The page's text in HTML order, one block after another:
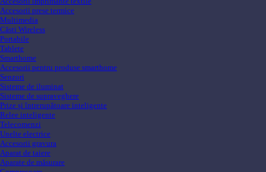
Accesorii prese termice
Multimedia
Căsti Wireless
Portabile
Tablete
Smarthome
Accesorii pentru produse smarthome
Senzori
Sisteme de iluminat
Sisteme de supraveghere
Prize și întrerupătoare inteligente
Relee inteligente
Telecomenzi
Unelte electrice
Accesorii gravura
Aparat de taiere
Aparate de măsurare